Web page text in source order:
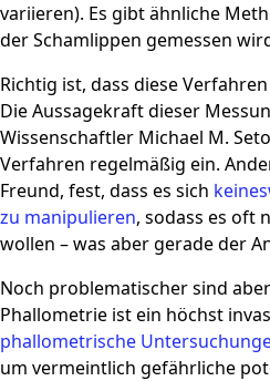
variieren). Es gibt ähnliche
der Schamlippen gemessen
Richtig ist, dass diese
Die Aussagekraft dieser
Wissenschaftler Michael M.
Verfahren regelmäßig ein.
Freund, fest, dass es sich
zu manipulieren, sodass es oft
wollen – was aber gerade der
Noch problematischer sind
Phallometrie ist ein höchst
phallometrische
um vermeintlich gefährliche